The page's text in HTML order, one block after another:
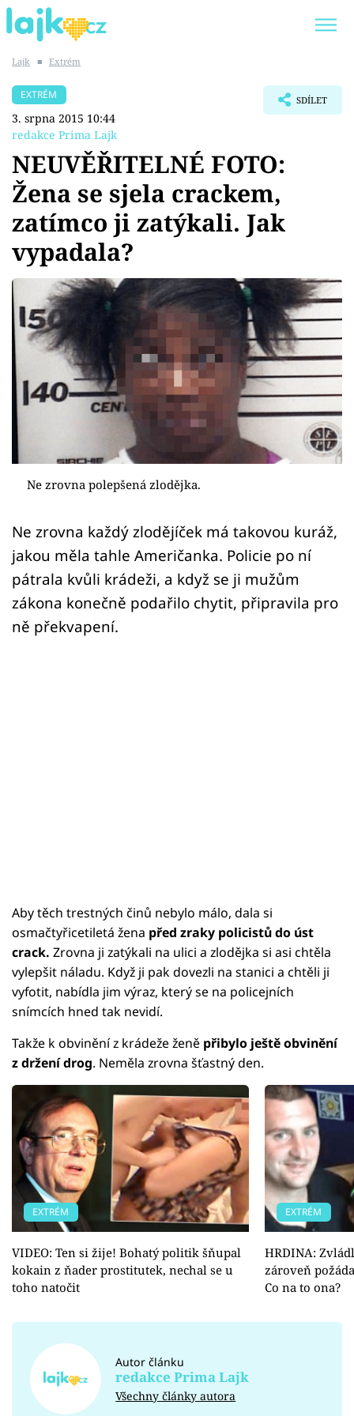
SHOPAHOLICADEL
Témata
Showbyznys
Youtubeři
Virály
Sex a vztahy
Videa
Sledujte prima+
Přihlášení
Sledujte nás
Lajk ■ Extrém
EXTRÉM
3. srpna 2015 10:44
redakce Prima Lajk
SDÍLET
NEUVĚŘITELNÉ FOTO:
Žena se sjela crackem,
zatímco ji zatýkali. Jak
vypadala?
Ne zrovna polepšená zlodějka.
Ne zrovna každý zlodějíček má takovou kuráž,
jakou měla tahle Američanka. Policie po ní
pátrala kvůli krádeži, a když se ji mužům
zákona konečně podařilo chytit, připravila pro
ně překvapení.
Aby těch trestných činů nebylo málo, dala si
osmačtyřicetiletá žena před zraky policistů do úst
crack. Zrovna ji zatýkali na ulici a zlodějka si asi chtěla
vylepšit náladu. Když ji pak dovezli na stanici a chtěli ji
vyfotit, nabídla jim výraz, který se na policejních
snímcích hned tak nevidí.
Takže k obvinění z krádeže ženě přibylo ještě obvinění
z držení drog. Neměla zrovna šťastný den.
EXTRÉM
VIDEO: Ten si žije! Bohatý politik šňupal
kokain z ňader prostitutek, nechal se u
toho natočit
EXTRÉM
HRDINA:
zároveň
Co na to ona?
Autor článku
redakce Prima Lajk
Všechny články autora